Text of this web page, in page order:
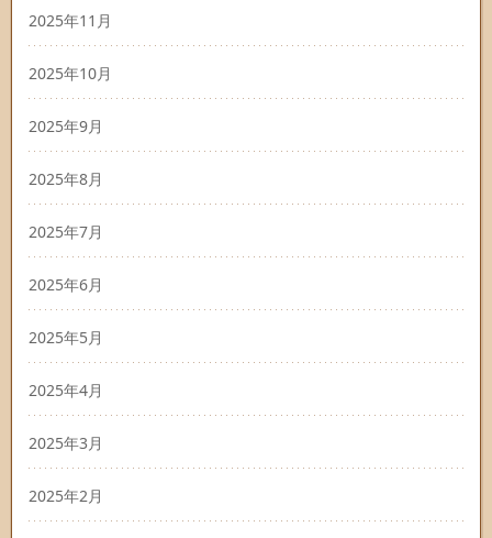
2025年11月
2025年10月
2025年9月
2025年8月
2025年7月
2025年6月
2025年5月
2025年4月
2025年3月
2025年2月